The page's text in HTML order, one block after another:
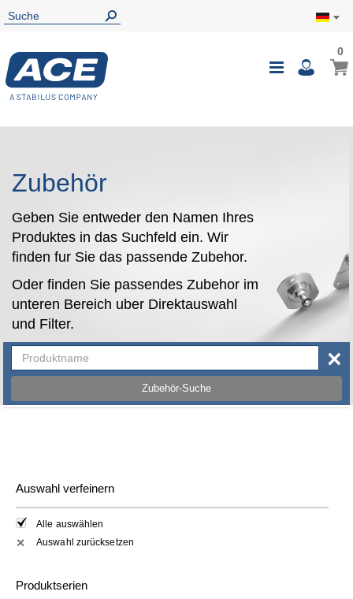
00
Zubehör
Geben Sie entweder den Namen Ihres
Produktes in das Suchfeld ein. Wir
finden fur Sie das passende Zubehor.
Oder finden Sie passendes Zubehor im
unteren Bereich uber Direktauswahl
und Filter.
Zubehör-Suche
×
Auswahl verfeinern
Alle auswählen
✕ Auswahl zurücksetzen
Produktserien